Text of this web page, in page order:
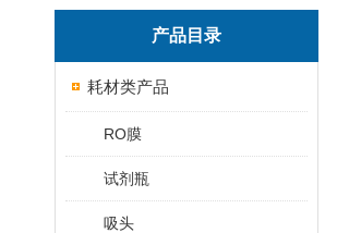
产品目录
耗材类产品
RO膜
试剂瓶
吸头